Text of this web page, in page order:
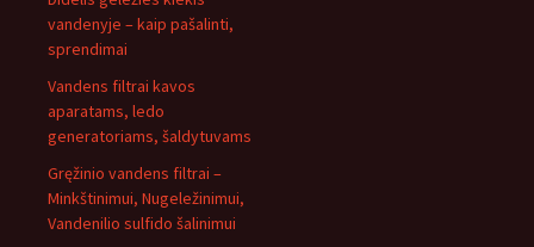
vandenyje – kaip pašalinti,
sprendimai
Vandens filtrai kavos
aparatams, ledo
generatoriams, šaldytuvams
Gręžinio vandens filtrai –
Minkštinimui, Nugeležinimui,
Vandenilio sulfido šalinimui